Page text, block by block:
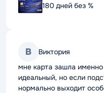
180 дней без %
В Виктория
мне карта зашла
идеальный, но если
нормально выходит
180 дней без %
В Виктория
мне карта зашла
идеальный, но если
нормально выходит